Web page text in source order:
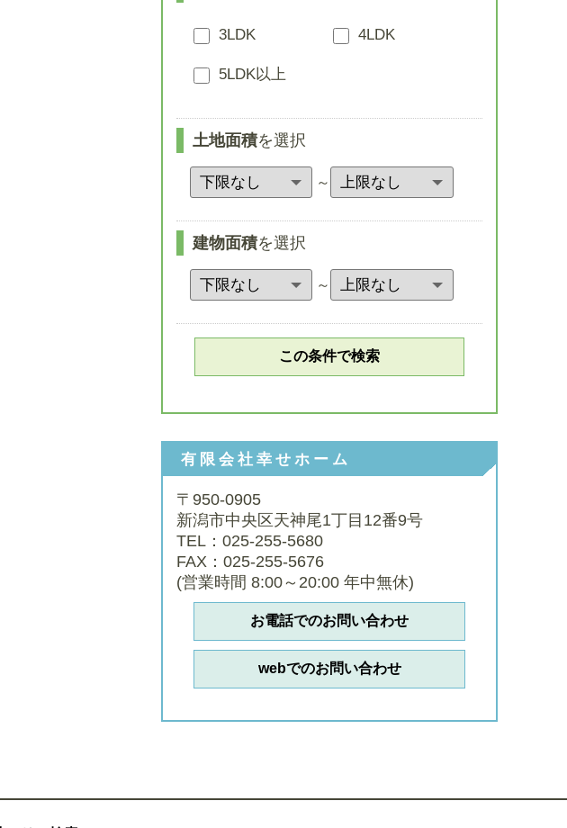
3LDK 4LDK
5LDK以上
土地面積を選択
～
建物面積を選択
～
有限会社幸せホーム
〒950-0905
新潟市中央区天神尾1丁目12番9号
TEL：025-255-5680
FAX：025-255-5676
(営業時間 8:00～20:00 年中無休)
お電話でのお問い合わせ
webでのお問い合わせ